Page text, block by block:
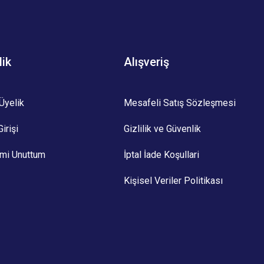
Unuttum
Alışveriş
Mesafeli Satış Sözleşmesi
Gizlilik ve Güvenlik
İptal İade Koşullari
Kişisel Veriler Politikası